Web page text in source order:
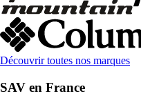
Découvrir toutes nos marques
SAV en France